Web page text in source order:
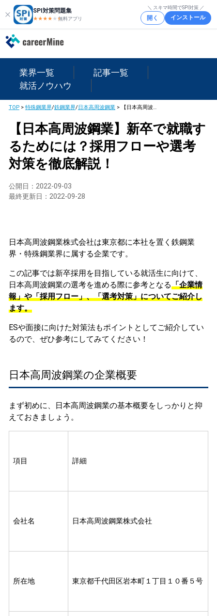
SPI対策問題集
★★★★ ★★
無料アプリ
＼ スキマ時間でSPI対策 ／
開く インストール
業界一覧
記事一覧
就活ノウハウ
TOP> 特殊鋼業界/鉄鋼業界/日本高周波鋼業> 【日本高周波鋼業】新卒で就職するためには？採用フローや選考対策を徹底解説！
【日本高周波鋼業】新卒で就職す
るためには？採用フローや選考
対策を徹底解説！
公開日： 2022-09-03
最終更新日： 2022-09-28
日本高周波鋼業株式会社は東京都に本社を置く鉄鋼業
界・特殊鋼業界に属する企業です。
この記事では新卒採用を目指している就活生に向けて、
日本高周波鋼業の選考を進める際に参考となる「企業情
報」や「採用フロー」、「選考対策」についてご紹介し
ます。
ESや面接に向けた対策法もポイントとしてご紹介してい
るので、ぜひ参考にしてみてください！
日本高周波鋼業の企業概要
まず初めに、日本高周波鋼業の基本概要をしっかりと抑
えておきましょう。
項目 詳細
会社名 日本高周波鋼業株式会社
所在地 東京都千代田区岩本町１丁目１０番５号